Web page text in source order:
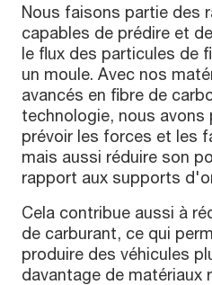
Nous faisons partie des
capables de prédire et
le flux des particules de
un moule. Avec nos
avancés en fibre de
technologie, nous avons
prévoir les forces et les
mais aussi réduire son
rapport aux supports
Cela contribue aussi à
de carburant, ce qui
produire des véhicules
davantage de matériaux